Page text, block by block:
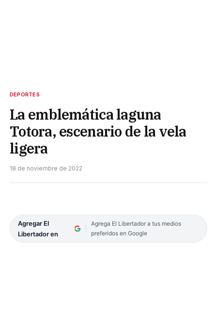
DEPORTES
La emblemática laguna
Totora, escenario de la vela
ligera
18 de noviembre de 2022
Agregar El
Libertador en
Agrega El Libertador a tus medios
preferidos en Google